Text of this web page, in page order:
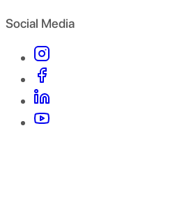
Social Media